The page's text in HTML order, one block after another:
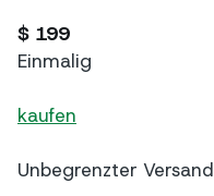
$ 199
Einmalig
kaufen
Unbegrenzter